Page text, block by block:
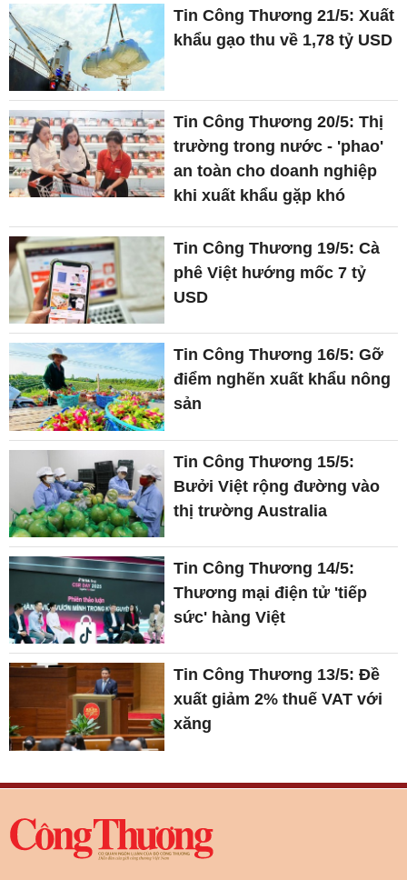
Tin Công Thương 21/5: Xuất
khẩu gạo thu về 1,78 tỷ USD
Tin Công Thương 20/5: Thị
trường trong nước - 'phao'
an toàn cho doanh nghiệp
khi xuất khẩu gặp khó
Tin Công Thương 19/5: Cà
phê Việt hướng mốc 7 tỷ
USD
Tin Công Thương 16/5: Gỡ
điểm nghẽn xuất khẩu nông
sản
Tin Công Thương 15/5:
Bưởi Việt rộng đường vào
thị trường Australia
Tin Công Thương 14/5:
Thương mại điện tử 'tiếp
sức' hàng Việt
Tin Công Thương 13/5: Đề
xuất giảm 2% thuế VAT với
xăng